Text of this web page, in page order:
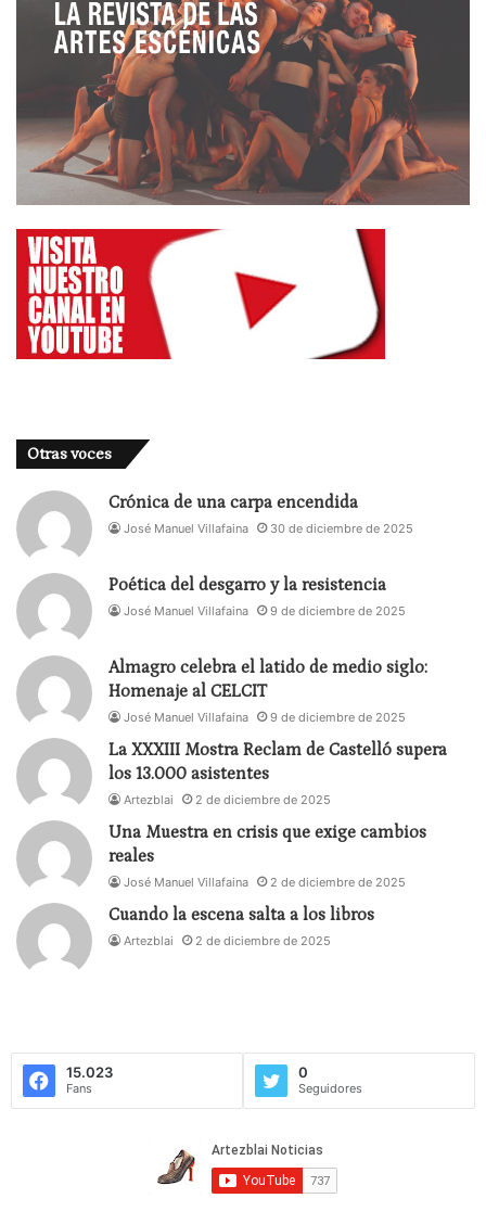
Otras voces
Crónica de una carpa encendida
José Manuel Villafaina 30 de diciembre de 2025
Poética del desgarro y la resistencia
José Manuel Villafaina 9 de diciembre de 2025
Almagro celebra el latido de medio siglo:
Homenaje al CELCIT
José Manuel Villafaina 9 de diciembre de 2025
La XXXIII Mostra Reclam de Castelló supera
los 13.000 asistentes
Artezblai 2 de diciembre de 2025
Una Muestra en crisis que exige cambios
reales
José Manuel Villafaina 2 de diciembre de 2025
Cuando la escena salta a los libros
Artezblai 2 de diciembre de 2025
15.023
Fans
0
Seguidores